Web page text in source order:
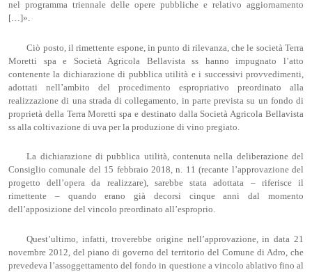
nel programma triennale delle opere pubbliche e relativo aggiornamento
[…]».
Ciò posto, il rimettente espone, in punto di rilevanza, che le società Terra
Moretti spa e Società Agricola Bellavista ss hanno impugnato l’atto
contenente la dichiarazione di pubblica utilità e i successivi provvedimenti,
adottati nell’ambito del procedimento espropriativo preordinato alla
realizzazione di una strada di collegamento, in parte prevista su un fondo di
proprietà della Terra Moretti spa e destinato dalla Società Agricola Bellavista
ss alla coltivazione di uva per la produzione di vino pregiato.
La dichiarazione di pubblica utilità, contenuta nella deliberazione del
Consiglio comunale del 15 febbraio 2018, n. 11 (recante l’approvazione del
progetto dell’opera da realizzare), sarebbe stata adottata – riferisce il
rimettente – quando erano già decorsi cinque anni dal momento
dell’apposizione del vincolo preordinato all’esproprio.
Quest’ultimo, infatti, troverebbe origine nell’approvazione, in data 21
novembre 2012, del piano di governo del territorio del Comune di Adro, che
prevedeva l’assoggettamento del fondo in questione a vincolo ablativo fino al